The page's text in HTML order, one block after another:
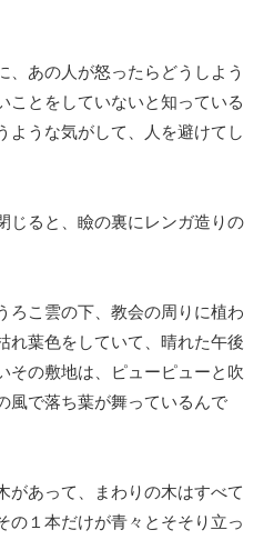
、あの人が怒ったらどうしよう
ことをしていないと知っている
ような気がして、人を避けてし
じると、瞼の裏にレンガ造りの
ろこ雲の下、教会の周りに植わ
れ葉色をしていて、晴れた午後
その敷地は、ピューピューと吹
風で落ち葉が舞っているんで
があって、まわりの木はすべて
の１本だけが青々とそそり立っ